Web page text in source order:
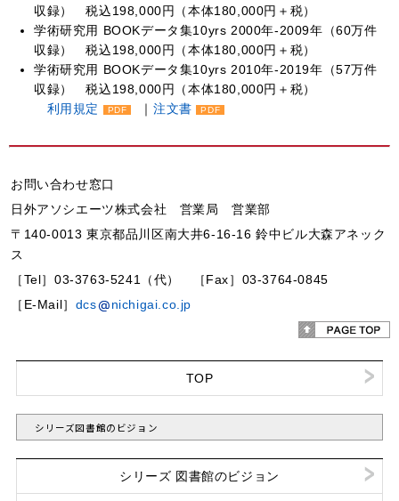
収録） 税込198,000円（本体180,000円＋税）
学術研究用 BOOKデータ集10yrs 2000年-2009年（60万件
収録） 税込198,000円（本体180,000円＋税）
学術研究用 BOOKデータ集10yrs 2010年-2019年（57万件
収録） 税込198,000円（本体180,000円＋税）
利用規定
PDF ｜注文書 PDF
お問い合わせ窓口
日外アソシエーツ株式会社 営業局 営業部
〒140-0013 東京都品川区南大井6-16-16 鈴中ビル大森アネック
ス
［Tel］03-3763-5241（代） ［Fax］03-3764-0845
［E-Mail］ dcs nichigai.co.jp
TOP
シリーズ図書館のビジョン
シリーズ 図書館のビジョン